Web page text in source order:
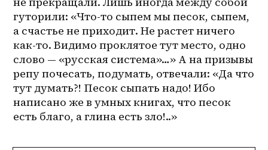
гуторили: «Что-то сыпем мы песок, сыпем,
а счастье не приходит. Не растет ничего
как-то. Видимо проклятое тут место, одно
слово — «русская система»…» А на призывы
репу почесать, подумать, отвечали: «Да что
тут думать?! Песок сыпать надо! Ибо
написано же в умных книгах, что песок
есть благо, а глина есть зло!..»